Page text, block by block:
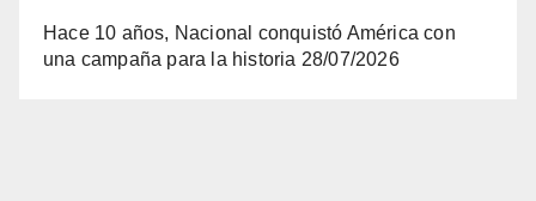
Hace 10 años, Nacional conquistó América con
una campaña para la historia 28/07/2026